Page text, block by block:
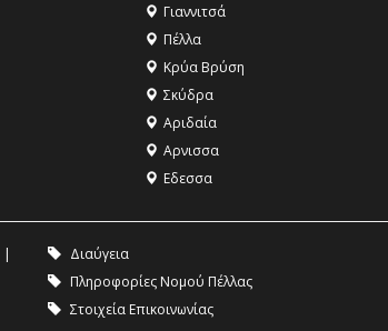
Γιαννιτσά
Πέλλα
Κρύα Βρύση
Σκύδρα
Αριδαία
Aρνισσα
Eδεσσα
| Διαύγεια
Πληροφορίες Νομού Πέλλας
Στοιχεία Επικοινωνίας